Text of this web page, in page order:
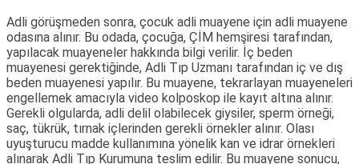
Adli görüşmeden sonra, çocuk adli muayene için adli muayene
odasına alınır. Bu odada, çocuğa, ÇİM hemşiresi tarafından,
yapılacak muayeneler hakkında bilgi verilir. İç beden
muayenesi gerektiğinde, Adli Tıp Uzmanı tarafından iç ve dış
beden muayenesi yapılır. Bu muayene, tekrarlayan muayeneleri
engellemek amacıyla video kolposkop ile kayıt altına alınır.
Gerekli olgularda, adli delil olabilecek giysiler, sperm örneği,
saç, tükrük, tırnak içlerinden gerekli örnekler alınır. Olası
uyuşturucu madde kullanımına yönelik kan ve idrar örnekleri
alınarak Adli Tıp Kurumuna teslim edilir. Bu muayene sonucu,